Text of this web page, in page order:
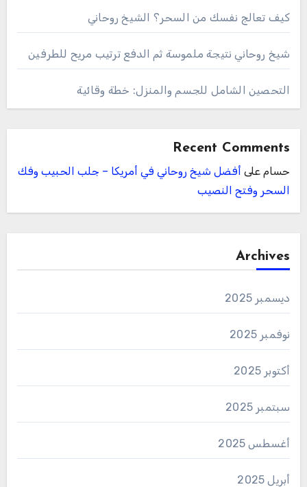
كيف تعالج نفسك من السحر؟ الشيخ روحاني
شيخ روحاني نتيجة ملموسة ثم الدفع ترتيب مريح للطرفين
التحصين الشامل للجسم والمنزل: خطة وقائية
Recent Comments
حسامعلى أفضل شيخ روحاني في أمريكا – جلب الحبيب وفك
السحر وفتح النصيب
Archives
ديسمبر 2025
نوفمبر 2025
أكتوبر 2025
سبتمبر 2025
أغسطس 2025
أبريل 2025